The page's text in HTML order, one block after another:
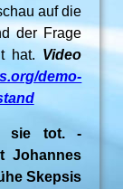
auf die
der Frage
hat. Video
demo-
sie tot. -
Johannes
Skepsis